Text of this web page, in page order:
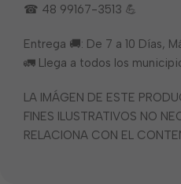
☎ 48 99167-3513 💪
Entrega 🚚: De 7 a 10 Días,
🚛 Llega a todos los
LA IMÁGEN DE ESTE
FINES ILUSTRATIVOS NO
RELACIONA CON EL